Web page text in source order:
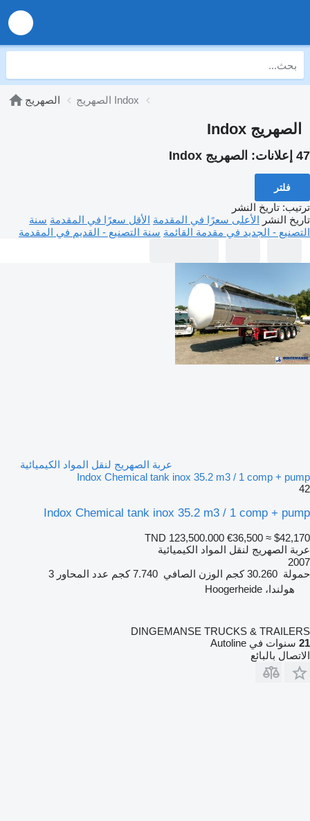
الصهريج الصهريج Indox
الصهريج Indox
47 إعلانات: الصهريج Indox
فلتر
ترتيب: تاريخ النشر
تاريخ النشر الأعلى سعرًا في المقدمة الأقل سعرًا في المقدمة سنة
التصنيع - الجديد في مقدمة القائمة سنة التصنيع - القديم في المقدمة
عربة الصهريج لنقل المواد الكيميائية
Indox Chemical tank inox 35.2 m3 / 1 comp + pump
42
Indox Chemical tank inox 35.2 m3 / 1 comp + pump
TND 123,500.000 €36,500 ≈ $42,170
عربة الصهريج لنقل المواد الكيميائية
2007
حمولة 30.260 كجم الوزن الصافي 7.740 كجم عدد المحاور 3
هولندا، Hoogerheide
DINGEMANSE TRUCKS & TRAILERS
21 سنوات في Autoline
الاتصال بالبائع